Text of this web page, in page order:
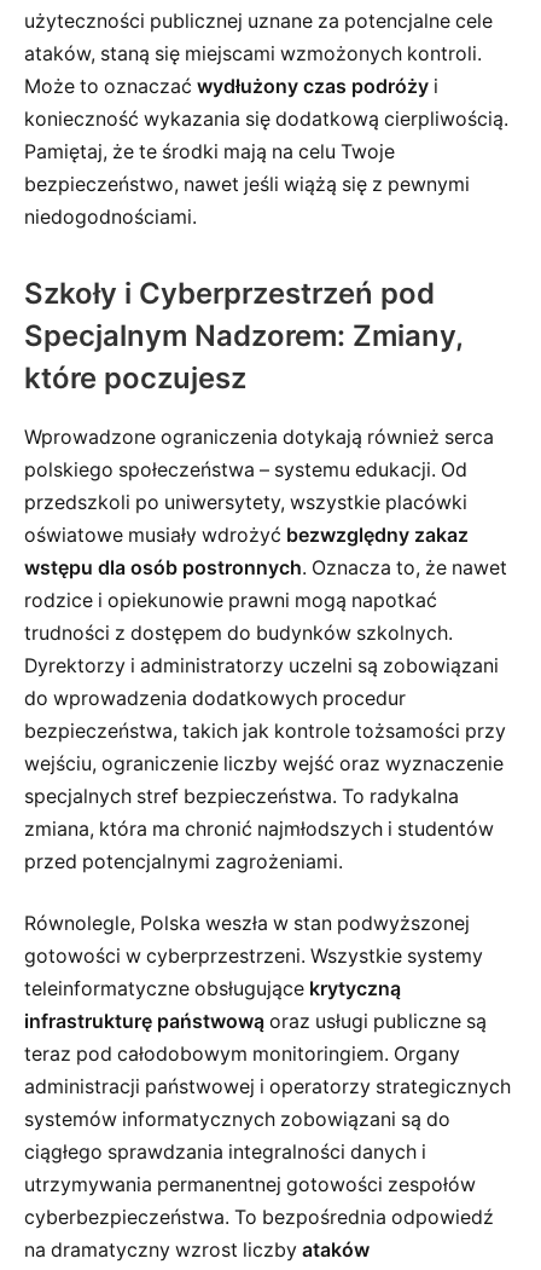
użyteczności publicznej uznane za potencjalne cele
ataków, staną się miejscami wzmożonych kontroli.
Może to oznaczać wydłużony czas podróży i
konieczność wykazania się dodatkową cierpliwością.
Pamiętaj, że te środki mają na celu Twoje
bezpieczeństwo, nawet jeśli wiążą się z pewnymi
niedogodnościami.
Szkoły i Cyberprzestrzeń pod
Specjalnym Nadzorem: Zmiany,
które poczujesz
Wprowadzone ograniczenia dotykają również serca
polskiego społeczeństwa – systemu edukacji. Od
przedszkoli po uniwersytety, wszystkie placówki
oświatowe musiały wdrożyć bezwzględny zakaz
wstępu dla osób postronnych. Oznacza to, że nawet
rodzice i opiekunowie prawni mogą napotkać
trudności z dostępem do budynków szkolnych.
Dyrektorzy i administratorzy uczelni są zobowiązani
do wprowadzenia dodatkowych procedur
bezpieczeństwa, takich jak kontrole tożsamości przy
wejściu, ograniczenie liczby wejść oraz wyznaczenie
specjalnych stref bezpieczeństwa. To radykalna
zmiana, która ma chronić najmłodszych i studentów
przed potencjalnymi zagrożeniami.
Równolegle, Polska weszła w stan podwyższonej
gotowości w cyberprzestrzeni. Wszystkie systemy
teleinformatyczne obsługujące krytyczną
infrastrukturę państwową oraz usługi publiczne są
teraz pod całodobowym monitoringiem. Organy
administracji państwowej i operatorzy strategicznych
systemów informatycznych zobowiązani są do
ciągłego sprawdzania integralności danych i
utrzymywania permanentnej gotowości zespołów
cyberbezpieczeństwa. To bezpośrednia odpowiedź
na dramatyczny wzrost liczby ataków